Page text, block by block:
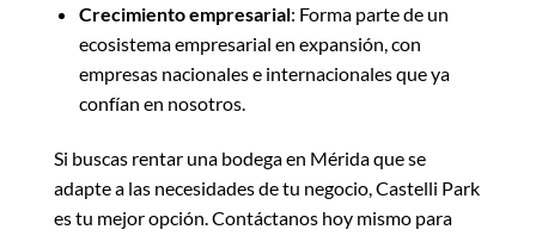
Crecimiento empresarial: Forma parte de un
ecosistema empresarial en expansión, con
empresas nacionales e internacionales que ya
confían en nosotros.
Si buscas rentar una bodega en Mérida que se
adapte a las necesidades de tu negocio, Castelli Park
es tu mejor opción. Contáctanos hoy mismo para